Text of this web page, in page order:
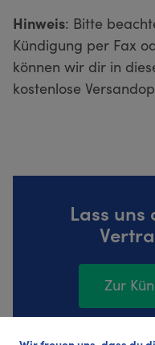
Hinweis: Bitte
Kündigung per Fax
können wir dir in
kostenlose
Lass
Zur